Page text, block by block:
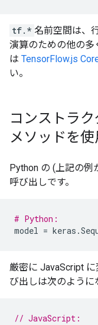
tf.* 名前空間は、
演算のための他の多
は TensorFlow.js
い。
コンストラ
メソッドを使
Python の (上記の例
呼び出しです。
# Python:
model = keras .
厳密に JavaScript
び出しは次のように
// JavaScript: